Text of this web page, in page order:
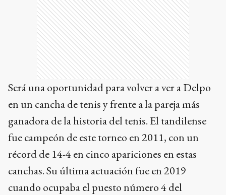
Será una oportunidad para volver a ver a Delpo
en un cancha de tenis y frente a la pareja más
ganadora de la historia del tenis. El tandilense
fue campeón de este torneo en 2011, con un
récord de 14-4 en cinco apariciones en estas
canchas. Su última actuación fue en 2019
cuando ocupaba el puesto número 4 del